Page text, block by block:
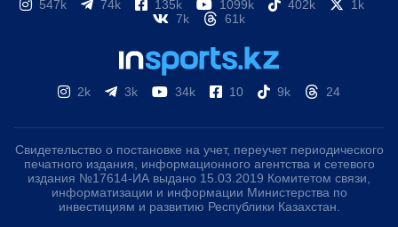
547k 74k 135k 1099k 402k
1k
7k
61k
2k 3k 34k 10 9k 24
Свидетельство о постановке на учет, переучет периодического
печатного издания, информационного агентства и сетевого
издания №17614-ИА выдано 15.03.2019 Комитетом связи,
информатизации и информации Министерства по
инвестициям и развитию Республики Казахстан.